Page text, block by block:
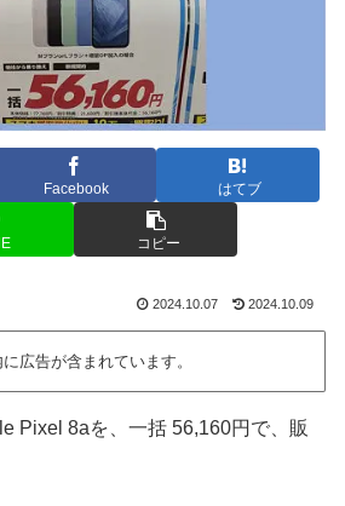
Facebook はてブ
コピー
2024.10.07 2024.10.09
広告が含まれています。
Pixel 8aを、一括 56,160円で、販